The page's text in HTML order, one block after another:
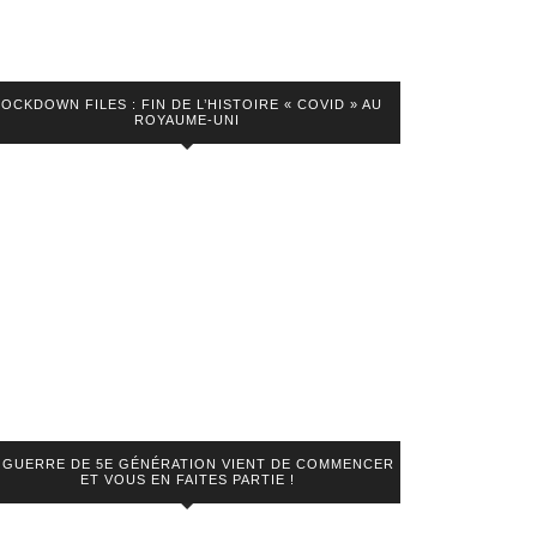
FILES : FIN DE L’HISTOIRE « COVID » AU
ROYAUME-UNI
GUERRE DE 5E GÉNÉRATION VIENT DE COMMENCER
ET VOUS EN FAITES PARTIE !